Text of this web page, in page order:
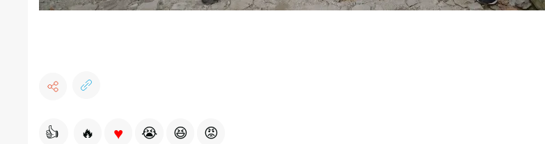
👍 🔥 ♥ 😭 😆 😡